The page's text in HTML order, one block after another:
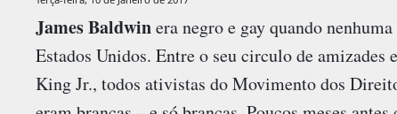
James Baldwinera negro e gay quando
Estados Unidos. Entre o seu circulo de
King Jr., todos ativistas do Movimento dos